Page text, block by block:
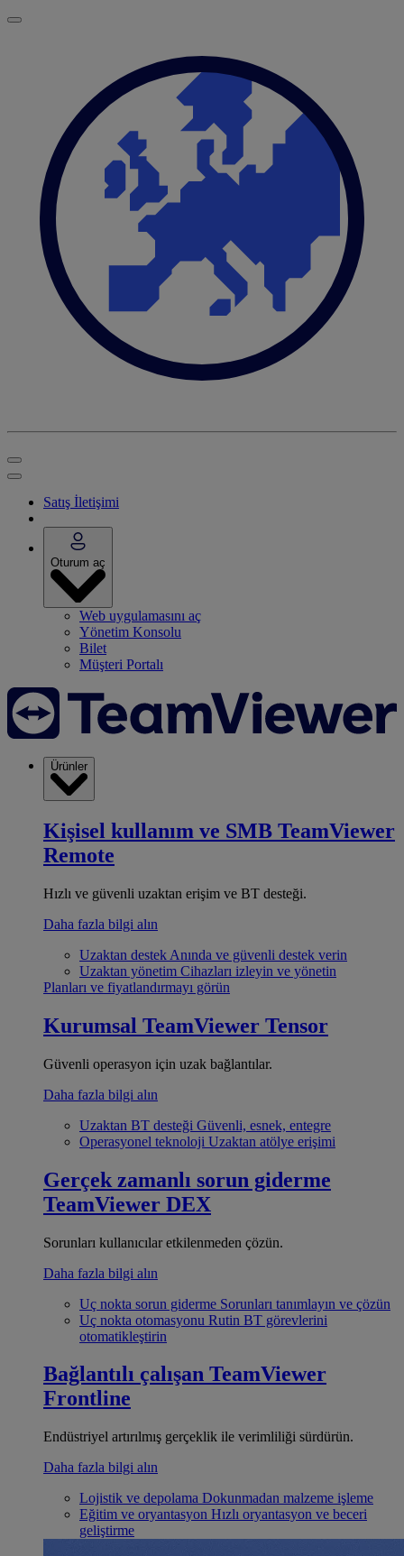
Satış İletişimi
Oturum aç
Web uygulamasını aç
Yönetim Konsolu
Bilet
Müşteri Portalı
Ürünler
Kişisel kullanım ve SMB TeamViewer
Remote
Hızlı ve güvenli uzaktan erişim ve BT desteği.
Daha fazla bilgi alın
Uzaktan destek Anında ve güvenli destek verin
Uzaktan yönetim Cihazları izleyin ve yönetin
Planları ve fiyatlandırmayı görün
Kurumsal TeamViewer Tensor
Güvenli operasyon için uzak bağlantılar.
Daha fazla bilgi alın
Uzaktan BT desteği Güvenli, esnek, entegre
Operasyonel teknoloji Uzaktan atölye erişimi
Gerçek zamanlı sorun giderme
TeamViewer DEX
Sorunları kullanıcılar etkilenmeden çözün.
Daha fazla bilgi alın
Uç nokta sorun giderme Sorunları tanımlayın ve çözün
Uç nokta otomasyonu Rutin BT görevlerini
otomatikleştirin
Bağlantılı çalışan TeamViewer
Frontline
Endüstriyel artırılmış gerçeklik ile verimliliği sürdürün.
Daha fazla bilgi alın
Lojistik ve depolama Dokunmadan malzeme işleme
Eğitim ve oryantasyon Hızlı oryantasyon ve beceri
geliştirme